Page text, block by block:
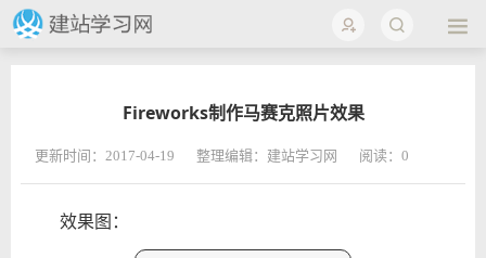
Fireworks制作马赛克照片效果
更新时间：2017-04-19 整理编辑：建站学习网 阅读： 0
效果图：